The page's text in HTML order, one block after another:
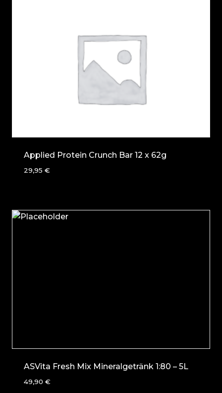
Applied Protein Crunch Bar 12 x 62g
29,95 €
ASVita Fresh Mix Mineralgetränk 1:80 – 5L
49,90 €